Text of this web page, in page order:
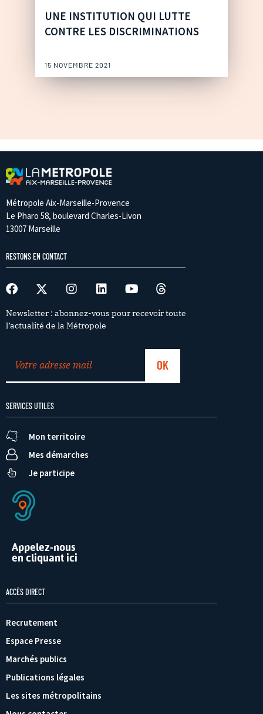
UNE INSTITUTION QUI LUTTE
CONTRE LES DISCRIMINATIONS
15 NOVEMBRE 2021
Métropole Aix-Marseille-Provence
Le Pharo 58, boulevard Charles-Livon
13007 Marseille
RESTONS EN CONTACT
Newsletter : abonnez-vous pour recevoir toute
l’actualité de la Métropole
SERVICES UTILES
Mon territoire
Mes démarches
Je participe
Appelez-nous
en cliquant ici
ACCÈS DIRECT
Recrutement
Espace Presse
Marchés publics
Publications légales
Les sites métropolitains